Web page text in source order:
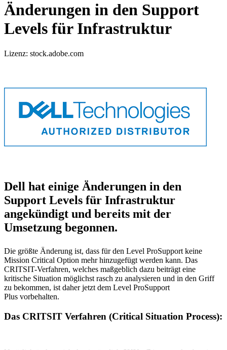
Änderungen in den Support
Levels für Infrastruktur
Lizenz: stock.adobe.com
Dell hat einige Änderungen in den
Support Levels für Infrastruktur
angekündigt und bereits mit der
Umsetzung begonnen.
Die größte Änderung ist, dass für den Level ProSupport keine
Mission Critical Option mehr hinzugefügt werden kann. Das
CRITSIT-Verfahren, welches maßgeblich dazu beiträgt eine
kritische Situation möglichst rasch zu analysieren und in den Griff
zu bekommen, ist daher jetzt dem Level ProSupport
Plus vorbehalten.
Das CRITSIT Verfahren (Critical Situation Process):